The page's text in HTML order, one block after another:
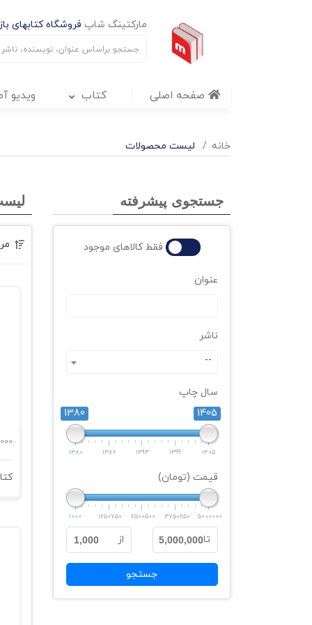
مارکتینگ شاپ فروشگاه کتابهای
صفحه اصلی کتاب ویدیو
خانه لیست محصولات
جستجوی پیشرفته
فقط کالاهای موجود
عنوان
ناشر
--
سال چاپ
1380
1405
1380 1386 1393 1399 1405
قیمت (تومان)
1000 1250750 2500500 3750250 5000000
تا5,000,000 از 1,000
جستجو